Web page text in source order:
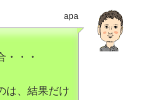
apa
・・・
は、結果だけ